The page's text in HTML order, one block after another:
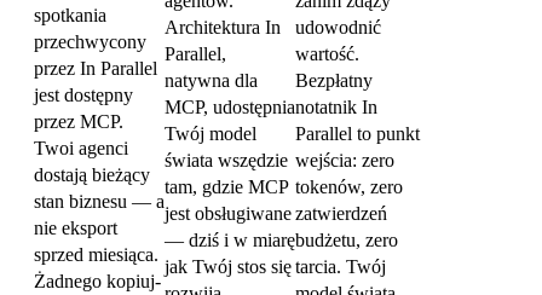
spotkania
przechwycony
przez In Parallel
jest dostępny
przez MCP.
Twoi agenci
dostają bieżący
stan biznesu — a
nie eksport
sprzed miesiąca.
Żadnego kopiuj-
Architektura In
Parallel,
natywna dla
MCP, udostępnia
Twój model
świata wszędzie
tam, gdzie MCP
jest obsługiwane
— dziś i w miarę
jak Twój stos się
udowodnić
wartość.
Bezpłatny
notatnik In
Parallel to punkt
wejścia: zero
tokenów, zero
zatwierdzeń
budżetu, zero
tarcia. Twój